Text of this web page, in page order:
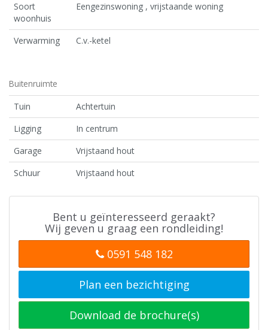
Soort
woonhuis
Eengezinswoning , vrijstaande woning
Verwarming C.v.-ketel
Buitenruimte
Tuin
Achtertuin
Ligging
In centrum
Garage
Vrijstaand hout
Schuur
Vrijstaand hout
Bent u geïnteresseerd geraakt?
Wij geven u graag een rondleiding!
0591 548 182
Plan een bezichtiging
Download de brochure(s)